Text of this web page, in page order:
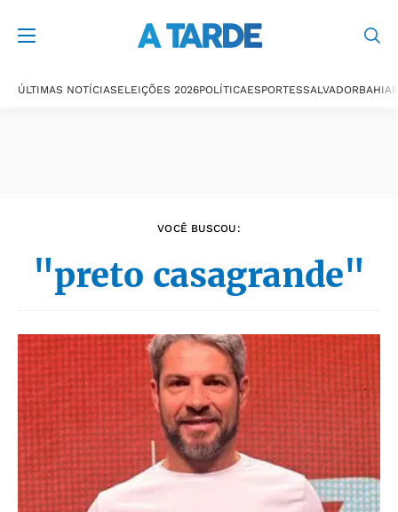
ÚLTIMAS NOTÍCIASELEIÇÕES 2026POLÍTICAESPORTESSALVADORBAHIA
VOCÊ BUSCOU:
"preto casagrande"